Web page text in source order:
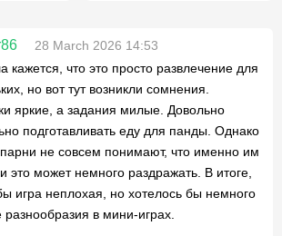
28 March 2026 14:53
кажется, что это просто развлечение для
но вот тут возникли сомнения.
яркие, а задания милые. Довольно
подготавливать еду для панды. Однако
парни не совсем понимают, что именно им
это может немного раздражать. В итоге,
игра неплохая, но хотелось бы немного
в мини-играх.